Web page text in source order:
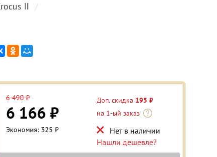
II
6 490 ₽
6 166 ₽
Экономия: 325 ₽
Доп. скидка 195 ₽
на 1-ый заказ
Нет в наличии
Нашли дешевле?